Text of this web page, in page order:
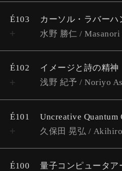
É103
水野 勝仁 /
É102
イメージと詩の精神
浅野 紀予 / Noriyo
É101
久保田 晃弘 /
É100
量子コンピュータア